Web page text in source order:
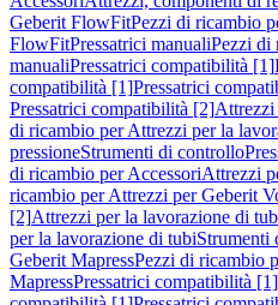
Geberit FlowFitPezzi di ricambio
FlowFitPressatrici manualiPezzi di
manualiPressatrici compatibilità [1]
compatibilità [1]Pressatrici
Pressatrici compatibilità [2]Attrezzi
di ricambio per Attrezzi per la
pressioneStrumenti di controllo
di ricambio per AccessoriAttrezzi
ricambio per Attrezzi per Geberit
[2]Attrezzi per la lavorazione di
per la lavorazione di tubiStrumenti
Geberit MapressPezzi di ricambio
MapressPressatrici compatibilità [1]